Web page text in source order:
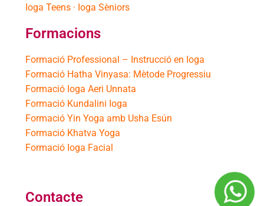
Ioga Teens · Ioga Sèniors
Formacions
Formació Professional – Instrucció en Ioga
Formació Hatha Vinyasa: Mètode Progressiu
Formació Ioga Aeri Unnata
Formació Kundalini Ioga
Formació Yin Yoga amb Usha Esún
Formació Khatva Yoga
Formació Ioga Facial
Contacte